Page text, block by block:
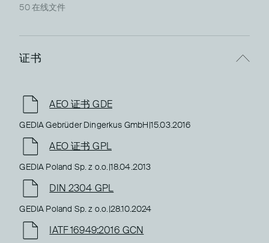
50在线文件
证书
AEO 证书 GDE
GEDIA Gebrüder Dingerkus GmbH|15.03.2016
AEO 证书 GPL
GEDIA Poland Sp. z o.o.|18.04.2013
DIN 2304 GPL
GEDIA Poland Sp. z o.o.|28.10.2024
IATF 16949:2016 GCN